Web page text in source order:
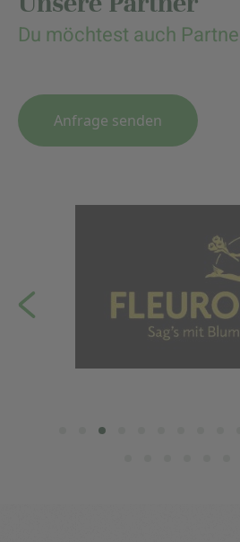
Du möchtest auch
Anfrage senden